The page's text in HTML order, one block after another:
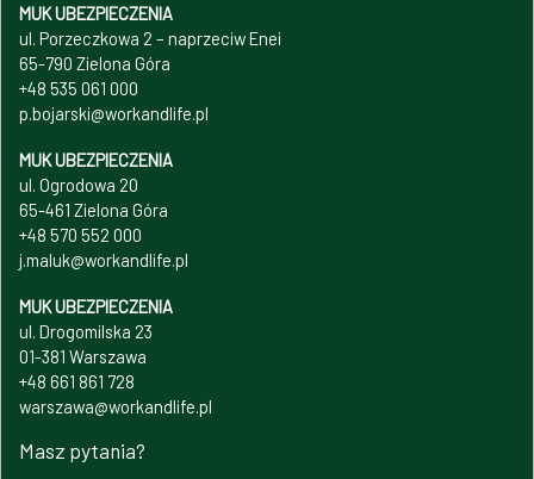
MUK UBEZPIECZENIA
ul. Porzeczkowa 2 – naprzeciw Enei
65-790 Zielona Góra
+48 535 061 000
p.bojarski@workandlife.pl
MUK UBEZPIECZENIA
ul. Ogrodowa 20
65-461 Zielona Góra
+48 570 552 000
j.maluk@workandlife.pl
MUK UBEZPIECZENIA
ul. Drogomilska 23
01-381 Warszawa
+48 661 861 728
warszawa@workandlife.pl
Masz pytania?